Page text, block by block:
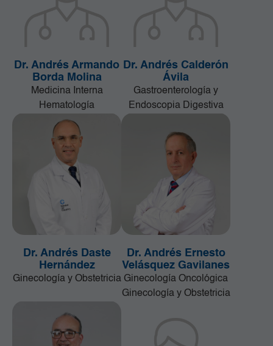
Dr. Andrés Armando
Borda Molina
Medicina Interna
Hematología
Dr. Andrés Calderón
Ávila
Gastroenterología y
Endoscopia Digestiva
Dr. Andrés Daste
Hernández
Ginecología y Obstetricia
Dr. Andrés Ernesto
Velásquez Gavilanes
Ginecología Oncológica
Ginecología y Obstetricia